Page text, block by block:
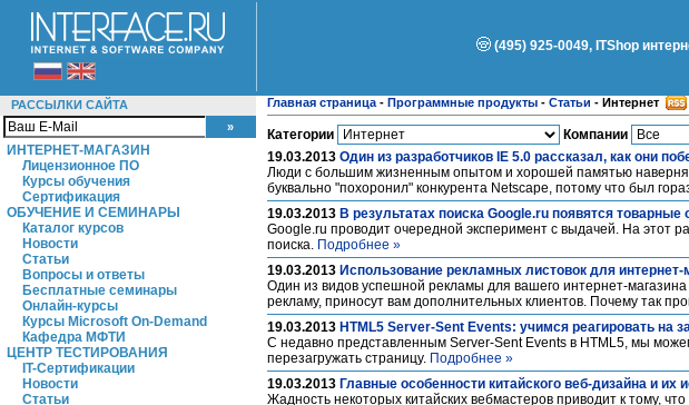
(495) 925-0049, ITShop
РАССЫЛКИ САЙТА
ИНТЕРНЕТ-МАГАЗИН
Лицензионное ПО
Курсы обучения
Сертификация
ОБУЧЕНИЕ И СЕМИНАРЫ
Каталог курсов
Новости
Статьи
Вопросы и ответы
Бесплатные семинары
Онлайн-курсы
Курсы Microsoft On-Demand
Кафедра МФТИ
ЦЕНТР ТЕСТИРОВАНИЯ
IT-Сертификации
Новости
Статьи
Главная страница - Программные продукты - Статьи - Интернет
Категории
Компании
19.03.2013 Один из разработчиков IE 5.0 рассказал, как они
Люди с большим жизненным опытом и хорошей памятью
буквально "похоронил" конкурента Netscape, потому что был
19.03.2013 В результатах поиска Google.ru появятся товарные
Google.ru проводит очередной эксперимент с выдачей. На этот
поиска. Подробнее »
19.03.2013 Использование рекламных листовок для интернет-
Один из видов успешной рекламы для вашего интернет-
рекламу, приносут вам дополнительных клиентов. Почему так
19.03.2013 HTML5 Server-Sent Events: учимся реагировать на
С недавно представленным Server-Sent Events в HTML5, мы
перезагружать страницу. Подробнее »
19.03.2013 Главные особенности китайского веб-дизайна и их
Жадность некоторых китайских вебмастеров приводит к тому,